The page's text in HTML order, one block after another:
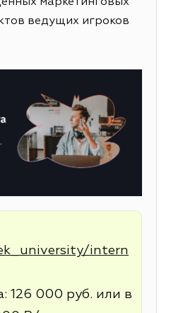
ведущих игроков
intern
126 000 руб. или в